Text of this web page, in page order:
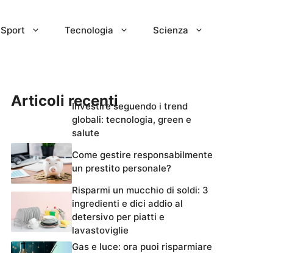
Sport Tecnologia Scienza
Articoli recentiInvestire seguendo i trend
globali: tecnologia, green e
salute
Come gestire responsabilmente
un prestito personale?
Risparmi un mucchio di soldi: 3
ingredienti e dici addio al
detersivo per piatti e
lavastoviglie
Gas e luce: ora puoi risparmiare